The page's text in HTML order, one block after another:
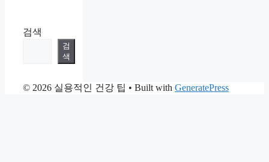
검색
검
색
© 2026 실용적인 건강 팁 • Built with GeneratePress